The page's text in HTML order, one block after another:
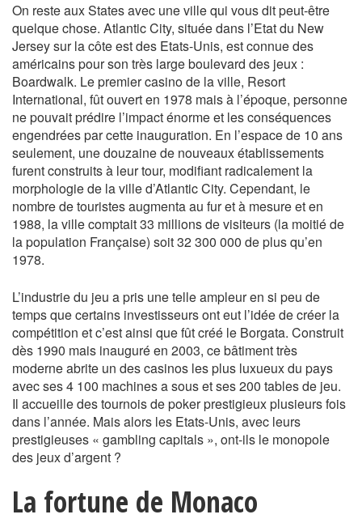
On reste aux States avec une ville qui vous dit peut-être
quelque chose. Atlantic City, située dans l’Etat du New
Jersey sur la côte est des Etats-Unis, est connue des
américains pour son très large boulevard des jeux :
Boardwalk. Le premier casino de la ville, Resort
International, fût ouvert en 1978 mais à l’époque, personne
ne pouvait prédire l’impact énorme et les conséquences
engendrées par cette inauguration. En l’espace de 10 ans
seulement, une douzaine de nouveaux établissements
furent construits à leur tour, modifiant radicalement la
morphologie de la ville d’Atlantic City. Cependant, le
nombre de touristes augmenta au fur et à mesure et en
1988, la ville comptait 33 millions de visiteurs (la moitié de
la population Française) soit 32 300 000 de plus qu’en
1978.
L’industrie du jeu a pris une telle ampleur en si peu de
temps que certains investisseurs ont eut l’idée de créer la
compétition et c’est ainsi que fût créé le Borgata. Construit
dès 1990 mais inauguré en 2003, ce bâtiment très
moderne abrite un des casinos les plus luxueux du pays
avec ses 4 100 machines a sous et ses 200 tables de jeu.
Il accueille des tournois de poker prestigieux plusieurs fois
dans l’année. Mais alors les Etats-Unis, avec leurs
prestigieuses « gambling capitals », ont-ils le monopole
des jeux d’argent ?
La fortune de Monaco